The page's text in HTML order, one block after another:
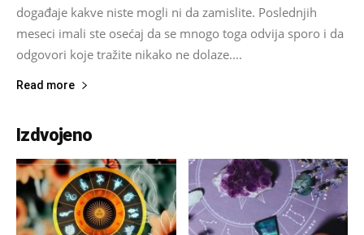
događaje kakve niste mogli ni da zamislite. Poslednjih
meseci imali ste osećaj da se mnogo toga odvija sporo i da
odgovori koje tražite nikako ne dolaze....
Read more
Izdvojeno